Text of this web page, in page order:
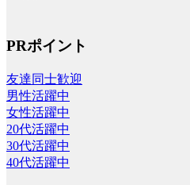
PRポイント
友達同士歓迎
男性活躍中
女性活躍中
20代活躍中
30代活躍中
40代活躍中